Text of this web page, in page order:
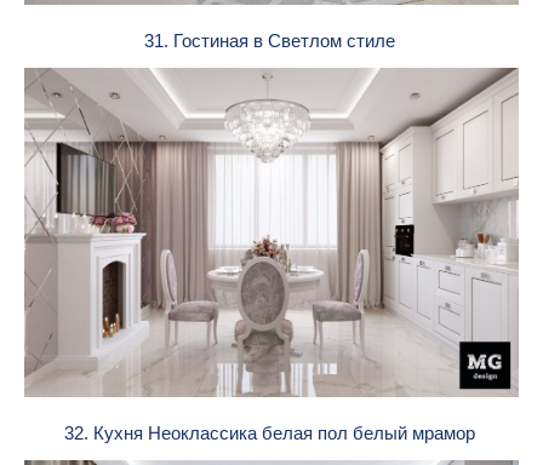
31. Гостиная в Светлом стиле
32. Кухня Неоклассика белая пол белый мрамор